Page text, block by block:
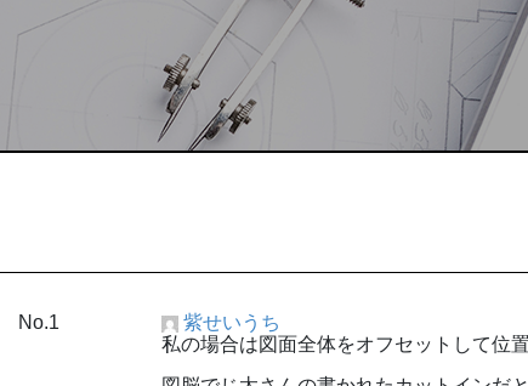
No.1
紫せいうち
私の場合は図面全体をオフセットして位